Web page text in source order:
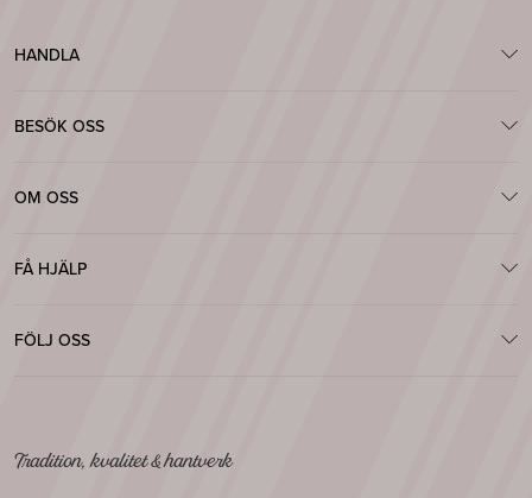
HANDLA
BESÖK OSS
OM OSS
FÅ HJÄLP
FÖLJ OSS
Tradition, kvalitet & hantverk